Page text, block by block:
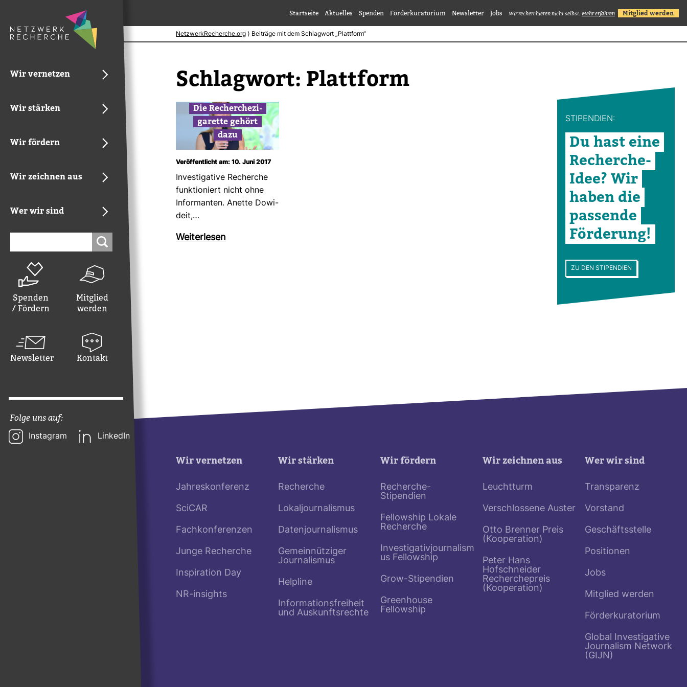
Wir vernetzen
Wir stärken
Wir fördern
Wir zeichnen aus
Wer wir sind
Spenden
/ Fördern
Mitglied
werden
Newsletter Kontakt
Folge uns auf:
Instagram LinkedIn
Startseite Aktuelles Spenden Förderkuratorium Newsletter Jobs Wir recherchieren nicht selbst. Mehr erfahren Mitglied werden
NetzwerkRecherche.org ⟩ Beiträge mit dem Schlagwort „Plattform“
Schlag­wort: Platt­form
Die Recher­che­zi­
ga­rette gehört
dazu
Veröffentlicht am: 10. Juni 2017
Inves­ti­ga­tive Recherche
funk­tio­niert nicht ohne
Infor­manten. Anette Dowi­
deit,…
Wei­ter­lesen
STI­PEN­DIEN:
Du hast eine
Recherche-​
Idee? Wir
haben die
pas­sende
För­de­rung!
ZU DEN STIPENDIEN
Wir vernetzen
Jahreskonferenz
SciCAR
Fachkonferenzen
Junge Recherche
Inspiration Day
NR-insights
Wir stärken
Recherche
Lokaljournalismus
Datenjournalismus
Gemeinnütziger
Journalismus
Helpline
Informationsfreiheit
und Auskunftsrechte
Wir fördern
Recherche-
Stipendien
Fellowship Lokale
Recherche
Investigativjournalism
us Fellowship
Grow-Stipendien
Greenhouse
Fellowship
Wir zeichnen aus
Leuchtturm
Verschlossene Auster
Otto Brenner Preis
(Kooperation)
Peter Hans
Hofschneider
Recherchepreis
(Kooperation)
Wer wir sind
Transparenz
Vorstand
Geschäftsstelle
Positionen
Jobs
Mitglied werden
Förderkuratorium
Global Investigative
Journalism Network
(GIJN)